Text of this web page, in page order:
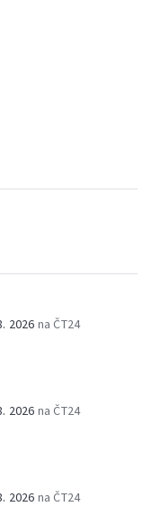
2026 na ČT24
2026 na ČT24
2026 na ČT24